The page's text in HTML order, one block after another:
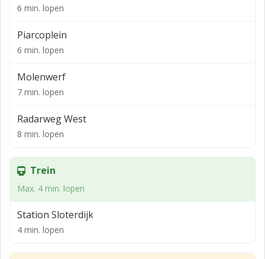
6 min. lopen
Piarcoplein
6 min. lopen
Molenwerf
7 min. lopen
Radarweg West
8 min. lopen
Trein
Max. 4 min. lopen
Station Sloterdijk
4 min. lopen